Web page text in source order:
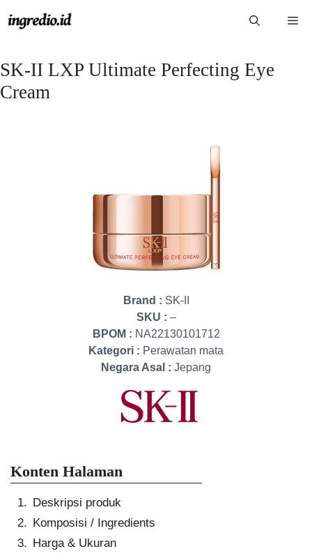
ke
SK-II LXP Ultimate Perfecting Eye
Cream
Brand : SK-II
SKU : –
BPOM : NA22130101712
Kategori : Perawatan mata
Negara Asal : Jepang
Konten Halaman
Deskripsi produk
Komposisi / Ingredients
Harga & Ukuran